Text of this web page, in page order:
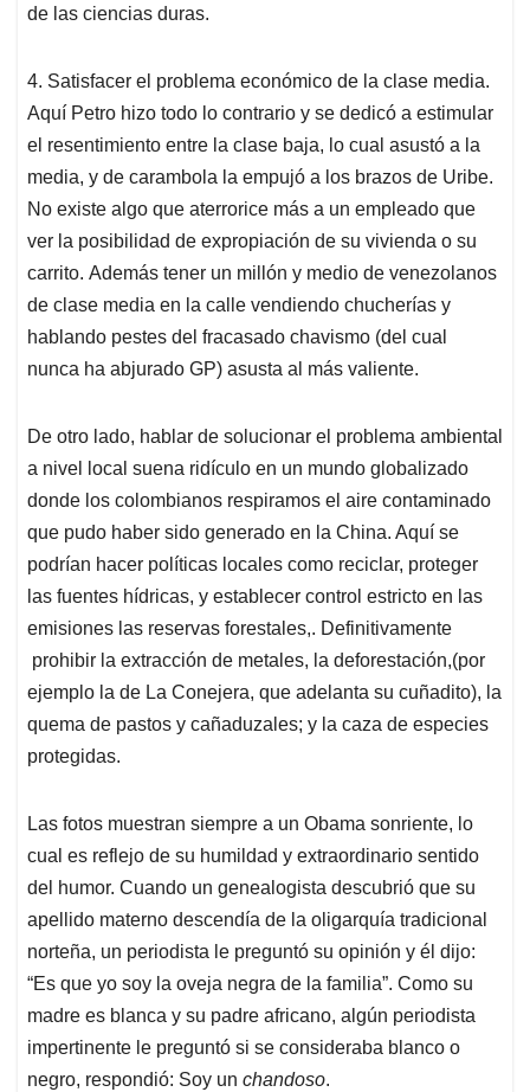
de las ciencias duras.
4. Satisfacer el problema económico de la clase media.
Aquí Petro hizo todo lo contrario y se dedicó a estimular
el resentimiento entre la clase baja, lo cual asustó a la
media, y de carambola la empujó a los brazos de Uribe.
No existe algo que aterrorice más a un empleado que
ver la posibilidad de expropiación de su vivienda o su
carrito. Además tener un millón y medio de venezolanos
de clase media en la calle vendiendo chucherías y
hablando pestes del fracasado chavismo (del cual
nunca ha abjurado GP) asusta al más valiente.
De otro lado, hablar de solucionar el problema ambiental
a nivel local suena ridículo en un mundo globalizado
donde los colombianos respiramos el aire contaminado
que pudo haber sido generado en la China. Aquí se
podrían hacer políticas locales como reciclar, proteger
las fuentes hídricas, y establecer control estricto en las
emisiones las reservas forestales,. Definitivamente
prohibir la extracción de metales, la deforestación,(por
ejemplo la de La Conejera, que adelanta su cuñadito), la
quema de pastos y cañaduzales; y la caza de especies
protegidas.
Las fotos muestran siempre a un Obama sonriente, lo
cual es reflejo de su humildad y extraordinario sentido
del humor. Cuando un genealogista descubrió que su
apellido materno descendía de la oligarquía tradicional
norteña, un periodista le preguntó su opinión y él dijo:
“Es que yo soy la oveja negra de la familia”. Como su
madre es blanca y su padre africano, algún periodista
impertinente le preguntó si se consideraba blanco o
negro, respondió: Soy un chandoso.